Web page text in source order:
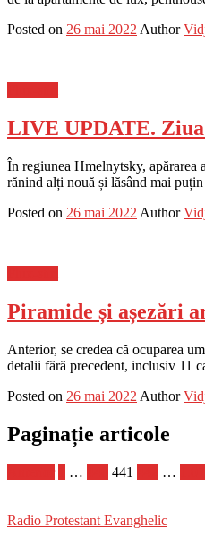
Posted on 26 mai 2022 Author
LIVE UPDATE.
În regiunea Hmelnytsky, apărarea
rănind alți nouă și lăsând mai
Posted on 26 mai 2022 Author
Piramide și așezări
Anterior, se credea că ocuparea
detalii fără precedent, inclusiv 11
Posted on 26 mai 2022 Author
Paginație articole
… 441 …
Radio Protestant Evanghelic